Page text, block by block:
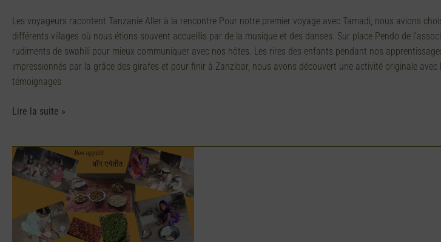
Les voyageurs racontent Tanzanie Aller à la rencontre Pour notre premier voyage avec Tamadi, nous avions
différents villages où nous étions souvent accueillis par de la musique et des danses. Sur place Pendo de
rudiments de swahili pour mieux communiquer avec nos hôtes. Les rires des enfants pendant nos
impressionnés par la grâce des girafes et pour finir à Zanzibar, nous avons découvert une activité originale
témoignages
Lire la suite »
Bon
appétit